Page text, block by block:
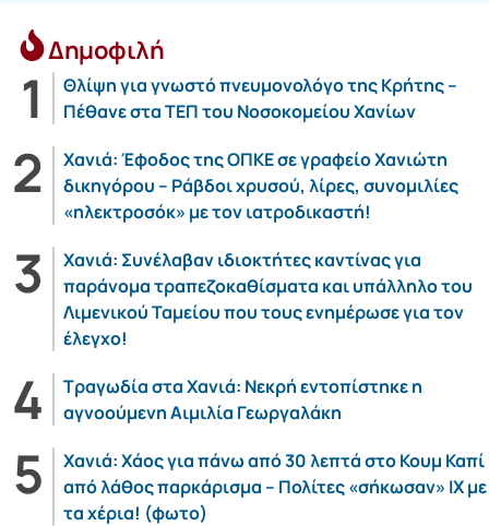
Δημοφιλή
Θλίψη για γνωστό πνευμονολόγο της Κρήτης –
Πέθανε στα ΤΕΠ του Νοσοκομείου Χανίων
Χανιά: Έφοδος της ΟΠΚΕ σε γραφείο Χανιώτη
δικηγόρου – Ράβδοι χρυσού, λίρες, συνομιλίες
«ηλεκτροσόκ» με τον ιατροδικαστή!
Χανιά: Συνέλαβαν ιδιοκτήτες καντίνας για
παράνομα τραπεζοκαθίσματα και υπάλληλο του
Λιμενικού Ταμείου που τους ενημέρωσε για τον
έλεγχο!
Τραγωδία στα Χανιά: Νεκρή εντοπίστηκε η
αγνοούμενη Αιμιλία Γεωργαλάκη
Χανιά: Χάος για πάνω από 30 λεπτά στο Κουμ Καπί
από λάθος παρκάρισμα – Πολίτες «σήκωσαν» ΙΧ με
τα χέρια! (φωτο)